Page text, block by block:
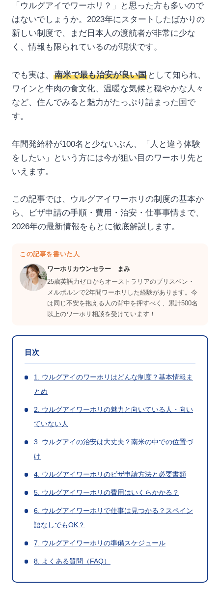
「ウルグアイでワーホリ？」と思った方も多いので
はないでしょうか。2023年にスタートしたばかりの
新しい制度で、まだ日本人の渡航者が非常に少な
く、情報も限られているのが現状です。
でも実は、 南米で最も治安が良い国として知られ、
ワインと牛肉の食文化、温暖な気候と穏やかな人々
など、住んでみると魅力がたっぷり詰まった国で
す。
年間発給枠が100名と少ないぶん、「人と違う体験
をしたい」という方には今が狙い目のワーホリ先と
いえます。
この記事では、ウルグアイワーホリの制度の基本か
ら、ビザ申請の手順・費用・治安・仕事事情まで、
2026年の最新情報をもとに徹底解説します。
この記事を書いた人
ワーホリカウンセラー まみ
25歳英語力ゼロからオーストラリアのブリスベン・
メルボルンで2年間ワーホリした経験があります。今
は同じ不安を抱える人の背中を押すべく、累計500名
以上のワーホリ相談を受けています！
目次
1. ウルグアイのワーホリはどんな制度？基本情報ま
とめ
2. ウルグアイワーホリの魅力と向いている人・向い
ていない人
3. ウルグアイの治安は大丈夫？南米の中での位置づ
け
4. ウルグアイワーホリのビザ申請方法と必要書類
5. ウルグアイワーホリの費用はいくらかかる？
6. ウルグアイワーホリで仕事は見つかる？スペイン
語なしでもOK？
7. ウルグアイワーホリの準備スケジュール
8. よくある質問（FAQ）